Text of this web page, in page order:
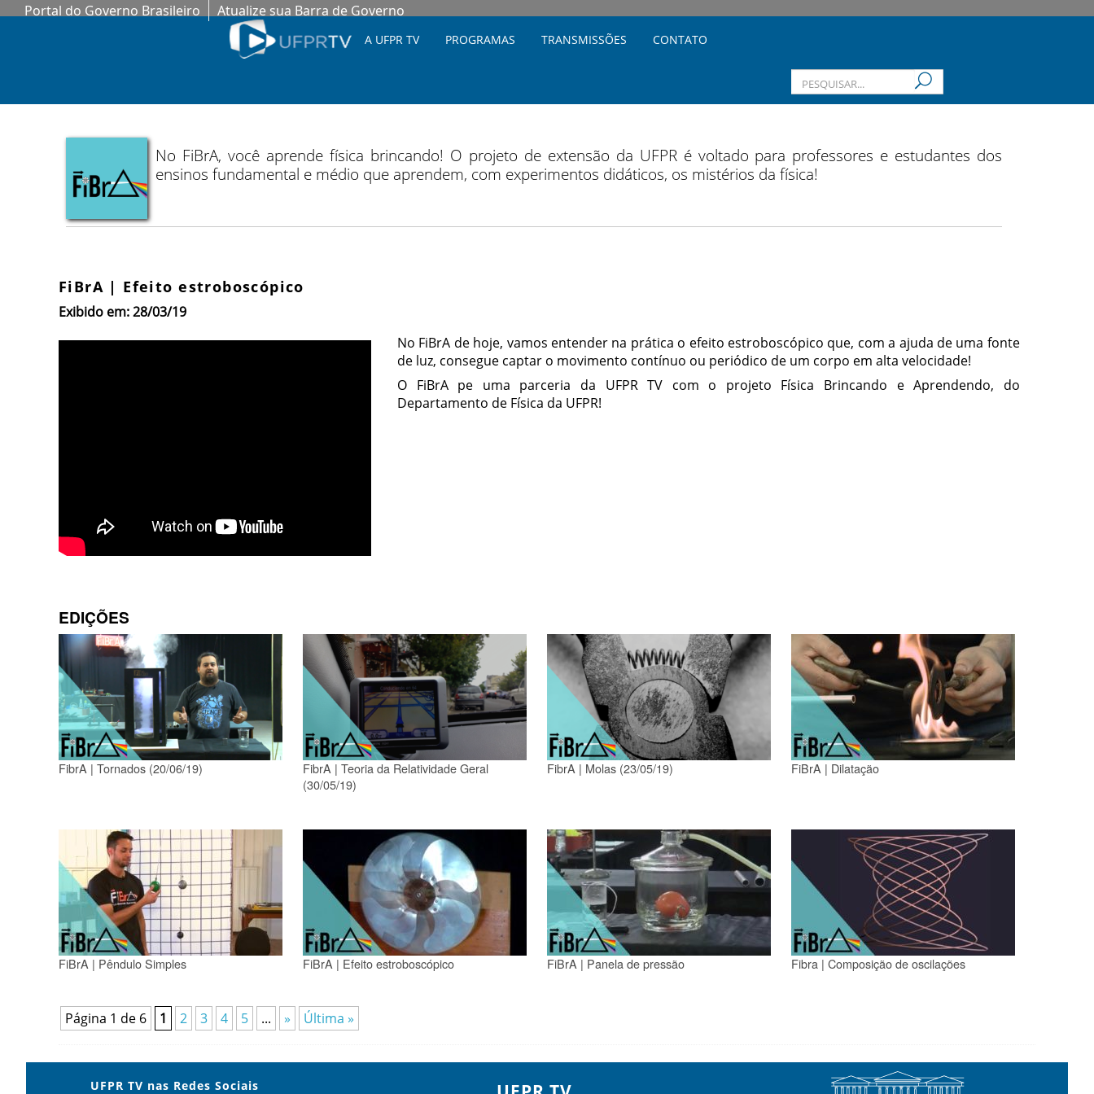
Portal do Governo Brasileiro Atualize sua Barra de Governo
A UFPR TV PROGRAMAS TRANSMISSÕES CONTATO
No FiBrA, você aprende física brincando! O projeto de extensão da UFPR é voltado para professores e estudantes dos
ensinos fundamental e médio que aprendem, com experimentos didáticos, os mistérios da física!
FiBrA | Efeito estroboscópico
Exibido em: 28/03/19
No FiBrA de hoje, vamos entender na prática o efeito estroboscópico que, com a ajuda de uma fonte
de luz, consegue captar o movimento contínuo ou periódico de um corpo em alta velocidade!
O FiBrA pe uma parceria da UFPR TV com o projeto Física Brincando e Aprendendo, do
Departamento de Física da UFPR!
EDIÇÕES
FibrA | Tornados (20/06/19)
FibrA | Teoria da Relatividade Geral
(30/05/19)
FibrA | Molas (23/05/19) FiBrA | Dilatação
FiBrA | Pêndulo Simples FiBrA | Efeito estroboscópico FiBrA | Panela de pressão Fibra | Composição de oscilações
Página 1 de 6 1 2 3 4 5 ... » Última »
UFPR TV nas Redes Sociais